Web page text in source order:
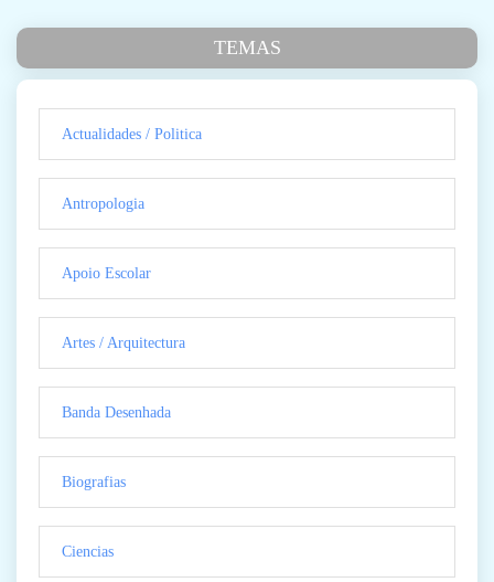
TEMAS
Actualidades / Politica
Antropologia
Apoio Escolar
Artes / Arquitectura
Banda Desenhada
Biografias
Ciencias